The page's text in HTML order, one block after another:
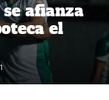
afianza
el